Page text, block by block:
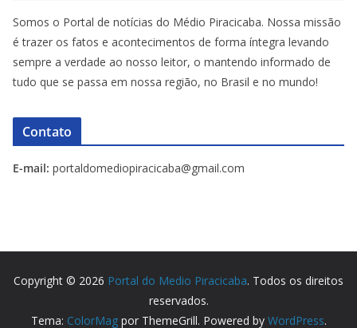
Somos o Portal de notícias do Médio Piracicaba. Nossa missão
é trazer os fatos e acontecimentos de forma íntegra levando
sempre a verdade ao nosso leitor, o mantendo informado de
tudo que se passa em nossa região, no Brasil e no mundo!
Contato
E-mail: portaldomediopiracicaba@gmail.com
Copyright © 2026 Portal do Medio Piracicaba. Todos os direitos
reservados.
Tema: ColorMagpor ThemeGrill. Powered by WordPress.